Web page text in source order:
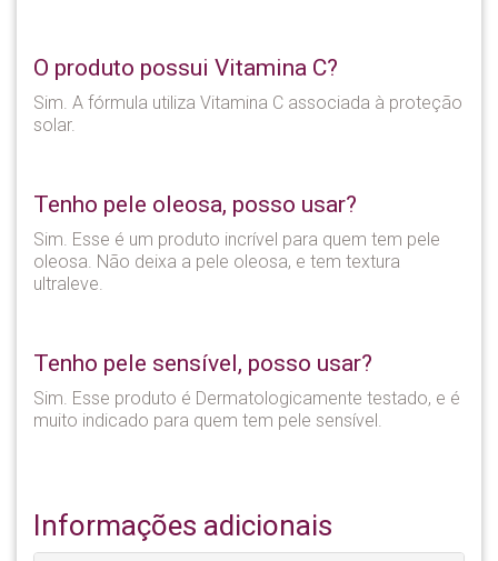
O produto possui Vitamina C?
Sim. A fórmula utiliza Vitamina C associada à proteção
solar.
Tenho pele oleosa, posso usar?
Sim. Esse é um produto incrível para quem tem pele
oleosa. Não deixa a pele oleosa, e tem textura
ultraleve.
Tenho pele sensível, posso usar?
Sim. Esse produto é Dermatologicamente testado, e é
muito indicado para quem tem pele sensível.
Informações adicionais